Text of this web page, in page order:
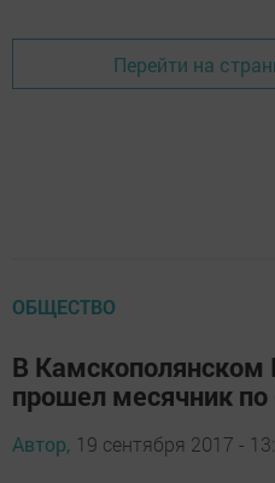
Перейти на
ОБЩЕСТВО
В Камскополянском
прошел месячник по
Автор, 19 сентября 2017 -